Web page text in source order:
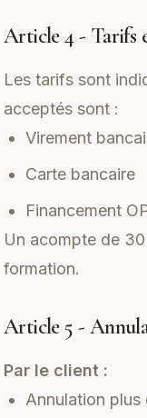
Article 4 - Tarifs
Les tarifs sont
acceptés sont :
Virement
Carte bancaire
Financement
Un acompte de
formation.
Article 5 -
Par le client :
Annulation